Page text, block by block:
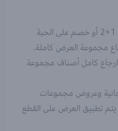
في حالة إرجاع عروض 1+1 أو 2+1 أو 1+2 أو خصم على الحبة
مجموعة العرض كاملة.
كامل أصناف مجموعة
وعروض مجموعات
يتم تطبيق العرض على القطع